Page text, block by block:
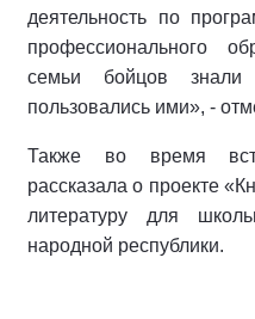
деятельность по
профессионального
семьи бойцов
пользовались ими», -
Также во время
рассказала о проекте
литературу для
народной республики.